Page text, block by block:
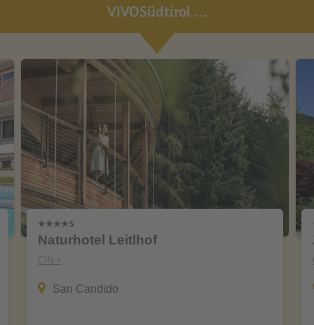
VIVOSüdtirol ...
Naturhotel Leitlhof
CIN +
San Candido